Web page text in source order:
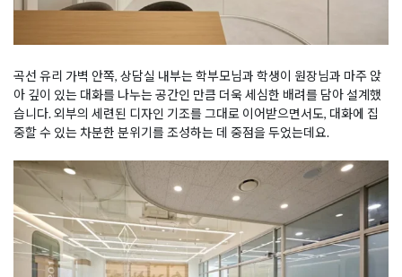
곡선 유리 가벽 안쪽, 상담실 내부는 학부모님과 학생이 원장님과 마주 앉
아 깊이 있는 대화를 나누는 공간인 만큼 더욱 세심한 배려를 담아 설계했
습니다. 외부의 세련된 디자인 기조를 그대로 이어받으면서도, 대화에 집
중할 수 있는 차분한 분위기를 조성하는 데 중점을 두었는데요.